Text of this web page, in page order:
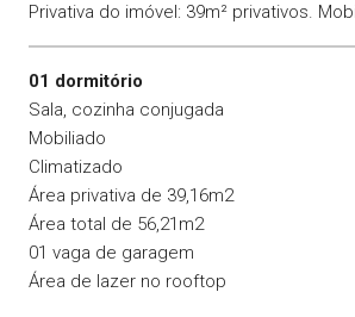
Privativa do imóvel: 39m² privativos.
01 dormitório
Sala, cozinha conjugada
Mobiliado
Climatizado
Área privativa de 39,16m2
Área total de 56,21m2
01 vaga de garagem
Área de lazer no rooftop